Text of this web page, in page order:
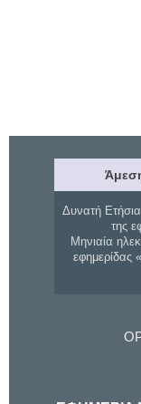
Δυνατή
της
Μηνιαία